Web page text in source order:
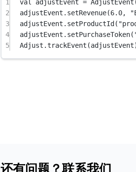
1 val adjustEvent = AdjustEvent
2
adjustEvent. setRevenue(6.0,
3
adjustEvent. setProductId(
4
adjustEvent. setPurchaseToken(
5
Adjust.trackEvent
还有问题？联系我们